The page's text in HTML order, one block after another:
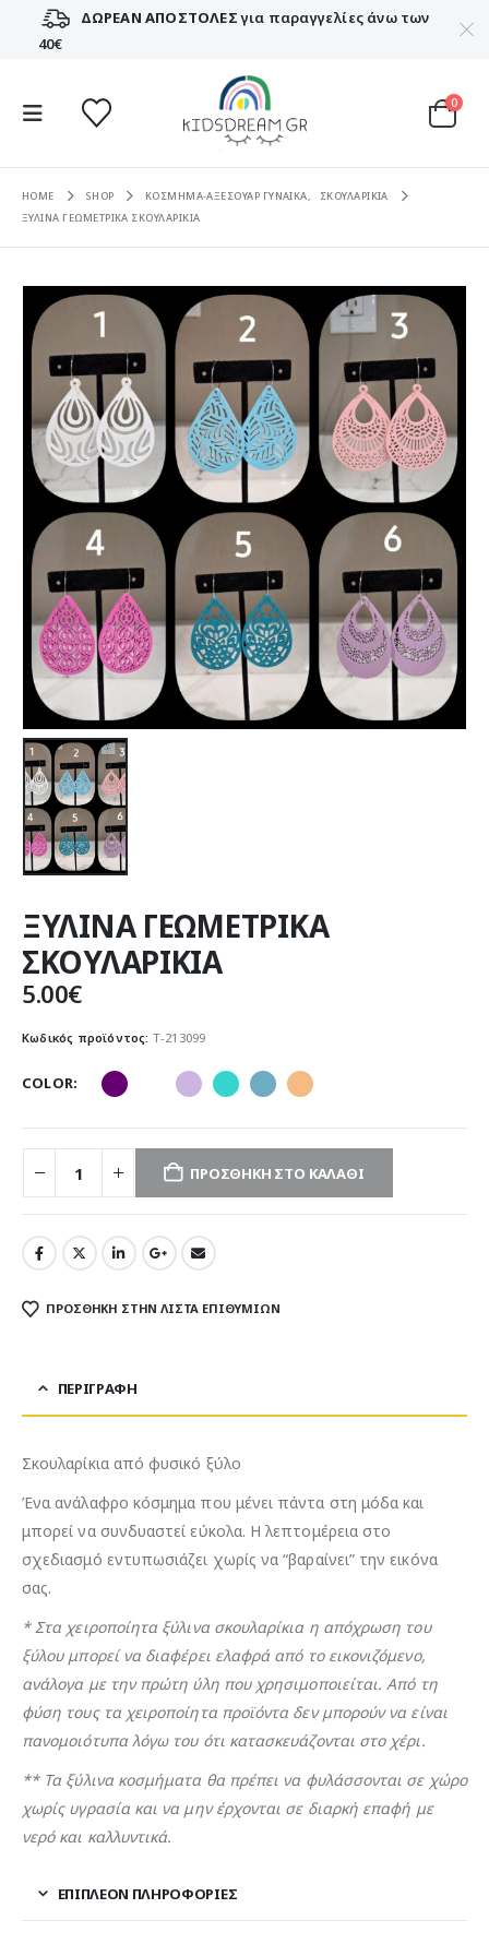
ΔΩΡΕΑΝ ΑΠΟΣΤΟΛΕΣγια παραγγελίες άνω των
40€
0
HOME SHOP ΚΟΣΜΗΜΑ-ΑΞΕΣΟΥΑΡ ΓΥΝΑΙΚΑ,
ΣΚΟΥΛΑΡΙΚΙΑ
ΞΥΛΙΝΑ ΓΕΩΜΕΤΡΙΚΑ ΣΚΟΥΛΑΡΙΚΙΑ
ΞΥΛΙΝΑ ΓΕΩΜΕΤΡΙΚΑ
ΣΚΟΥΛΑΡΙΚΙΑ
5.00€
Κωδικός προϊόντος: T-213099
COLOR
ΠΡΟΣΘΉΚΗ ΣΤΟ ΚΑΛΆΘΙ
ΠΡΌΣΘΉΚΗ ΣΤΗΝ ΛΊΣΤΑ ΕΠΙΘΥΜΙΏΝ
ΠΕΡΙΓΡΑΦΉ
Σκουλαρίκια από φυσικό ξύλο
Ένα ανάλαφρο κόσμημα που μένει πάντα στη μόδα και
μπορεί να συνδυαστεί εύκολα. Η λεπτομέρεια στο
σχεδιασμό εντυπωσιάζει χωρίς να “βαραίνει” την εικόνα
σας.
* Στα χειροποίητα ξύλινα σκουλαρίκια η απόχρωση του
ξύλου μπορεί να διαφέρει ελαφρά από το εικονιζόμενο,
ανάλογα με την πρώτη ύλη που χρησιμοποιείται. Από τη
φύση τους τα χειροποίητα προϊόντα δεν μπορούν να είναι
πανομοιότυπα λόγω του ότι κατασκευάζονται στο χέρι.
** Τα ξύλινα κοσμήματα θα πρέπει να φυλάσσονται σε χώρο
χωρίς υγρασία και να μην έρχονται σε διαρκή επαφή με
νερό και καλλυντικά.
ΕΠΙΠΛΈΟΝ ΠΛΗΡΟΦΟΡΊΕΣ